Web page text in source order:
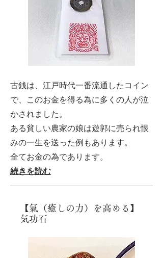
古銭は、江戸時代一番流通したコイン
で、このお金を得る為に多くの人が泣
かされました。
ある貧しい農家の娘は遊郭に売られ恨
みの一生を送った例もあります。
全てお金の為であります。
続きを読む
【氣（癒しの力）を高める】
気功石